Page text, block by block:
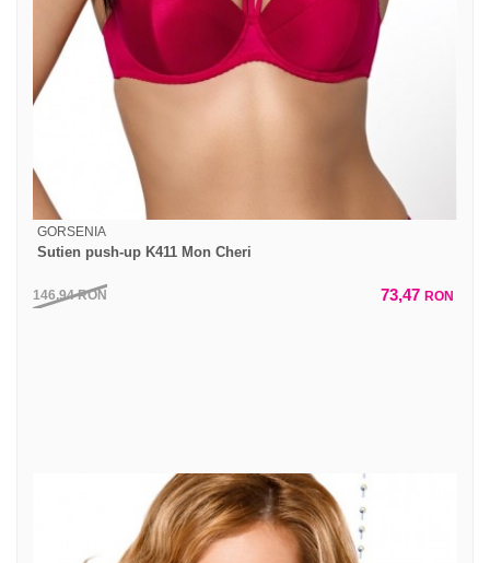
GORSENIA
Sutien push-up K411 Mon Cheri
146,94RON 73,47 RON